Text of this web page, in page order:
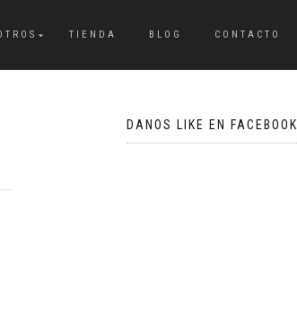
TIENDA BLOG CONTACTO
DANOS LIKE EN FACEBOOK